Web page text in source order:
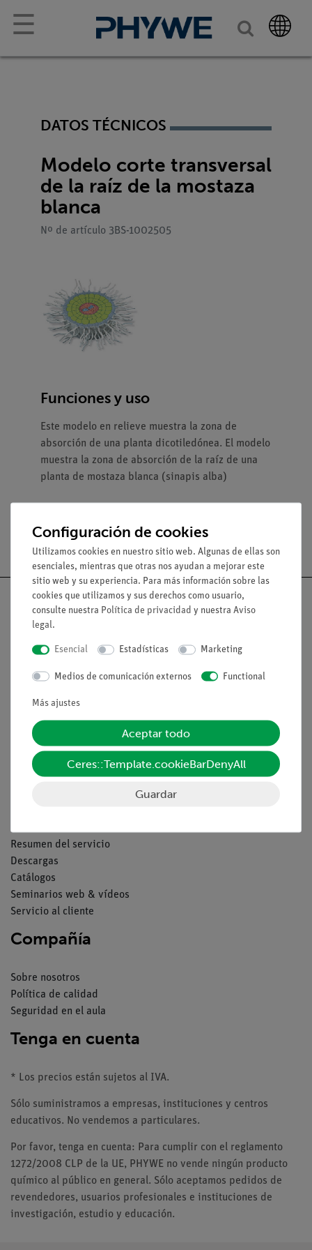
☰
DATOS TÉCNICOS
Modelo corte transversal
de la raíz de la mostaza
blanca
Nº de artículo 3BS-1002505
Funciones y uso
Este modelo en relieve muestra la zona de
absorción de una planta dicotiledónea. El modelo
muestra la zona de absorción de la raíz de una
planta de mostaza blanca (sinapis alba)
Nach oben
Contacto
Condiciones comerciales generales
Declaración de privacidad
Pie de imprenta
Resumen del servicio
Descargas
Catálogos
Seminarios web & vídeos
Servicio al cliente
Compañía
Sobre nosotros
Política de calidad
Seguridad en el aula
Tenga en cuenta
* Los precios están sujetos al IVA.
Sólo suministramos a empresas, instituciones y centros
educativos. No vendemos a particulares.
Por favor, tenga en cuenta: Para cumplir con el reglamento
1272/2008 CLP de la UE, PHYWE no vende ningún producto
químico al público en general. Sólo aceptamos pedidos de
revendedores, usuarios profesionales e instituciones de
investigación, estudio y educación.
Configuración de cookies
Utilizamos cookies en nuestro sitio web. Algunas de ellas son
esenciales, mientras que otras nos ayudan a mejorar este
sitio web y su experiencia. Para más información sobre las
cookies que utilizamos y sus derechos como usuario,
consulte nuestra Política de privacidad y nuestra Aviso
legal.
Esencial Estadísticas Marketing
Medios de comunicación externos Functional
Más ajustes
Aceptar todo
Ceres::Template.cookieBarDenyAll
Guardar